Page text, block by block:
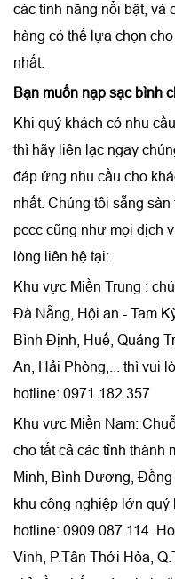
các tính năng nổi bật, và
hàng có thể lựa chọn
nhất.
Bạn muốn nạp sạc bình
Khi quý khách có nhu
thì hãy liên lạc ngay
đáp ứng nhu cầu cho
nhất. Chúng tôi sẵng
pccc cũng như mọi dịch
lòng liên hệ tại:
Khu vực Miền Trung :
Đà Nẵng, Hội an - Tam
Bình Định, Huế, Quảng
An, Hải Phòng,... thì vui
hotline: 0971.182.357
Khu vực Miền Nam:
cho tất cả các tỉnh thành
Minh, Bình Dương,
khu công nghiệp lớn
hotline: 0909.087.114.
Vinh, P.Tân Thới Hòa,